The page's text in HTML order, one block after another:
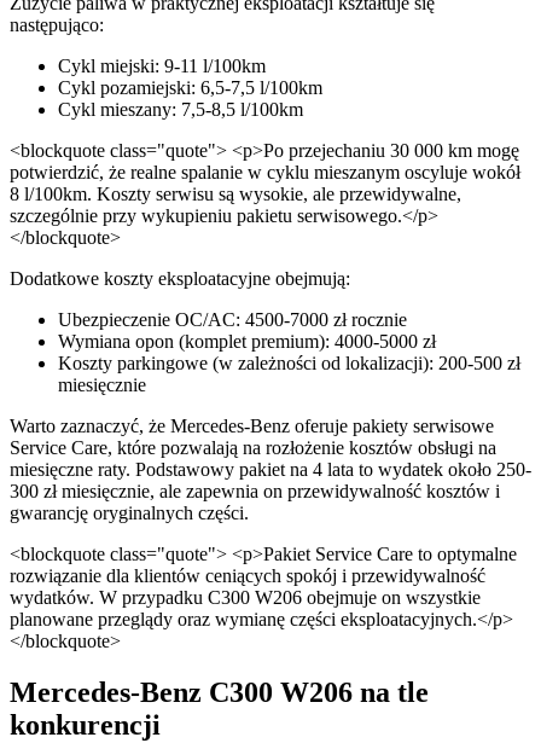
następująco:
Cykl miejski: 9-11 l/100km
Cykl pozamiejski: 6,5-7,5 l/100km
Cykl mieszany: 7,5-8,5 l/100km
<blockquote class="quote"> <p>Po przejechaniu 30 000 km mogę
potwierdzić, że realne spalanie w cyklu mieszanym oscyluje wokół
8 l/100km. Koszty serwisu są wysokie, ale przewidywalne,
szczególnie przy wykupieniu pakietu serwisowego.</p>
</blockquote>
Dodatkowe koszty eksploatacyjne obejmują:
Ubezpieczenie OC/AC: 4500-7000 zł rocznie
Wymiana opon (komplet premium): 4000-5000 zł
Koszty parkingowe (w zależności od lokalizacji): 200-500 zł
miesięcznie
Warto zaznaczyć, że Mercedes-Benz oferuje pakiety serwisowe
Service Care, które pozwalają na rozłożenie kosztów obsługi na
miesięczne raty. Podstawowy pakiet na 4 lata to wydatek około 250-
300 zł miesięcznie, ale zapewnia on przewidywalność kosztów i
gwarancję oryginalnych części.
<blockquote class="quote"> <p>Pakiet Service Care to optymalne
rozwiązanie dla klientów ceniących spokój i przewidywalność
wydatków. W przypadku C300 W206 obejmuje on wszystkie
planowane przeglądy oraz wymianę części eksploatacyjnych.</p>
</blockquote>
Mercedes-Benz C300 W206 na tle
konkurencji